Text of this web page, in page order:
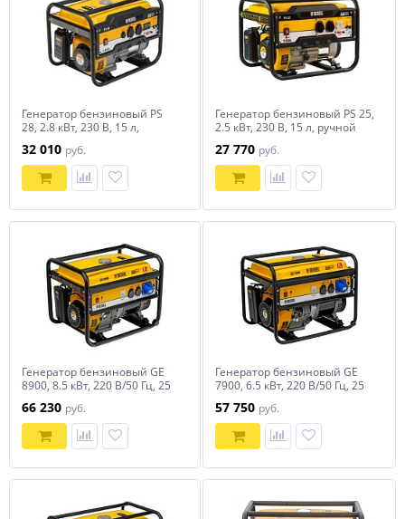
Генератор бензиновый PS
28, 2.8 кВт, 230 В, 15 л,
32 010 руб.
Генератор бензиновый PS 25,
2.5 кВт, 230 В, 15 л, ручной
27 770 руб.
Генератор бензиновый GE
8900, 8.5 кВт, 220 В/50 Гц, 25
66 230 руб.
Генератор бензиновый GE
7900, 6.5 кВт, 220 В/50 Гц, 25
57 750 руб.